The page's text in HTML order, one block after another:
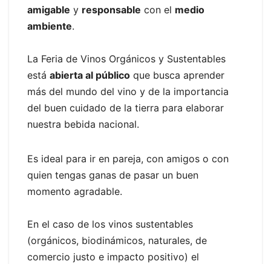
amigable y responsable con el medio
ambiente.
La Feria de Vinos Orgánicos y Sustentables
está abierta al público que busca aprender
más del mundo del vino y de la importancia
del buen cuidado de la tierra para elaborar
nuestra bebida nacional.
Es ideal para ir en pareja, con amigos o con
quien tengas ganas de pasar un buen
momento agradable.
En el caso de los vinos sustentables
(orgánicos, biodinámicos, naturales, de
comercio justo e impacto positivo) el